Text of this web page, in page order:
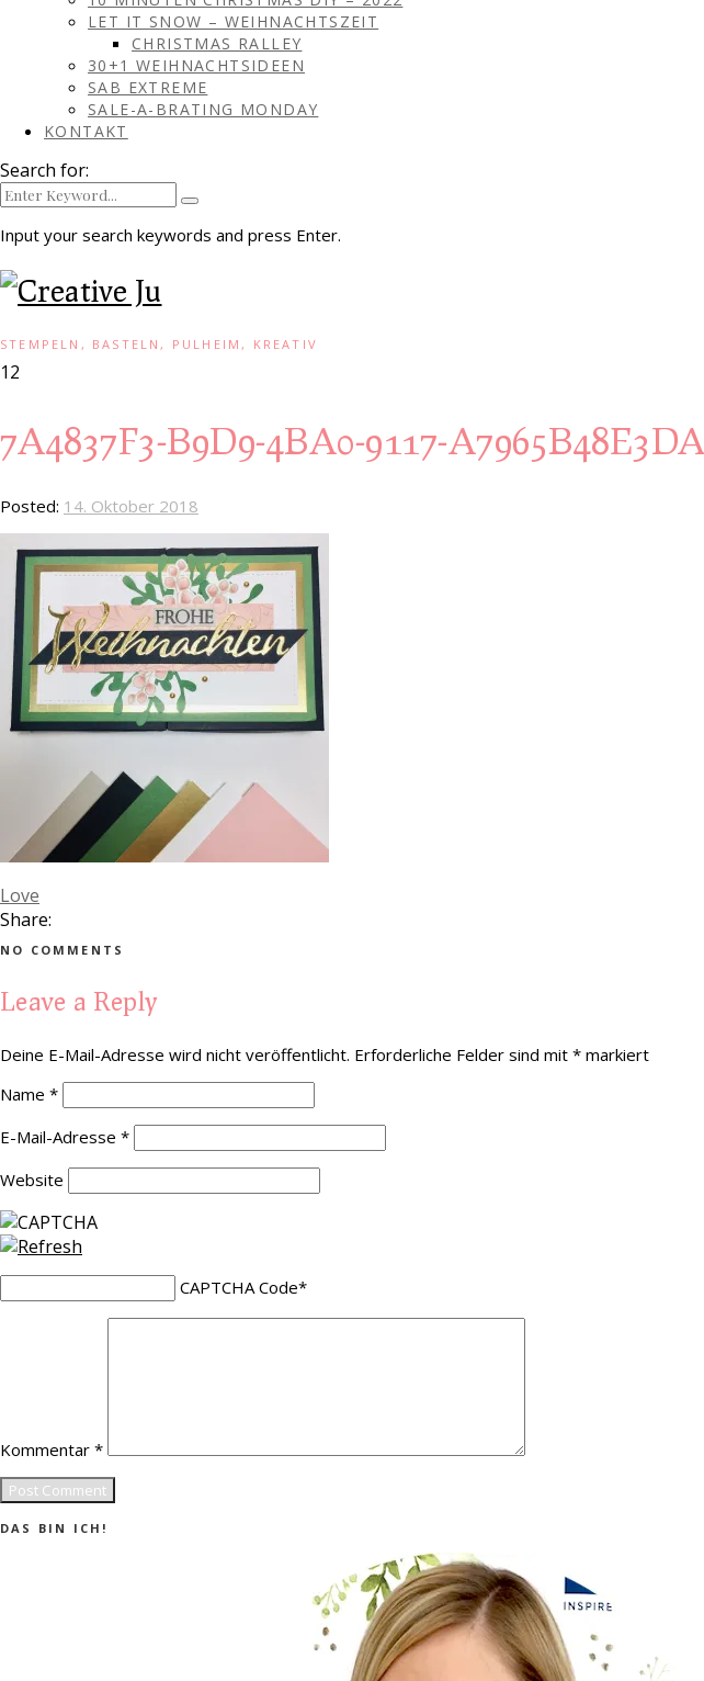
LET IT SNOW – WEIHNACHTSZEIT
CHRISTMAS RALLEY
30+1 WEIHNACHTSIDEEN
SAB EXTREME
SALE-A-BRATING MONDAY
KONTAKT
Search for:
Input your search keywords and press Enter.
STEMPELN, BASTELN, PULHEIM, KREATIV
12
7A4837F3-B9D9-4BA0-9117-A7965B48E3DA
Posted: 14. Oktober 2018
Love
Share:
NO COMMENTS
Leave a Reply
Deine E-Mail-Adresse wird nicht veröffentlicht. Erforderliche Felder sind mit * markiert
Name *
E-Mail-Adresse *
Website
CAPTCHA Code*
Kommentar *
DAS BIN ICH!